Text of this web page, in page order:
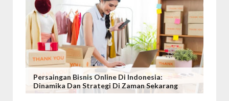
Persaingan Bisnis Online Di Indonesia:
Dinamika Dan Strategi Di Zaman Sekarang